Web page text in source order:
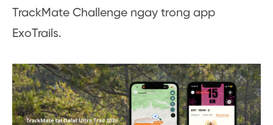
TrackMate Challenge ngay trong app
ExoTrails.